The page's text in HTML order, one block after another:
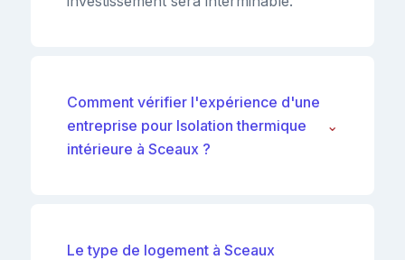
Comment vérifier l'expérience d'une
entreprise pour Isolation thermique
intérieure à Sceaux ?
⌄
Le type de logement à Sceaux